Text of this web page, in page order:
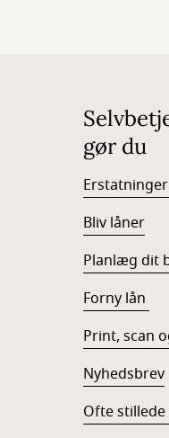
gør du
Bliv låner
Planlæg dit
Forny lån
Print, scan
Nyhedsbrev
Ofte